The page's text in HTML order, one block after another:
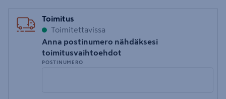
Toimitus
Toimitettavissa
Anna postinumero nähdäksesi
toimitusvaihtoehdot
POSTINUMERO